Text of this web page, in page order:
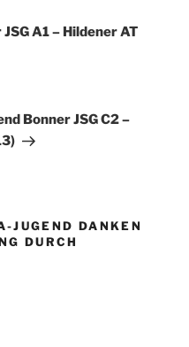
A1 – Hildener AT
Bonner JSG C2 –
JUGEND DANKEN
DURCH